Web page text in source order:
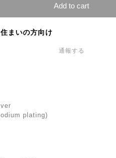
Add to cart
まいの方向け
通報する
plating)